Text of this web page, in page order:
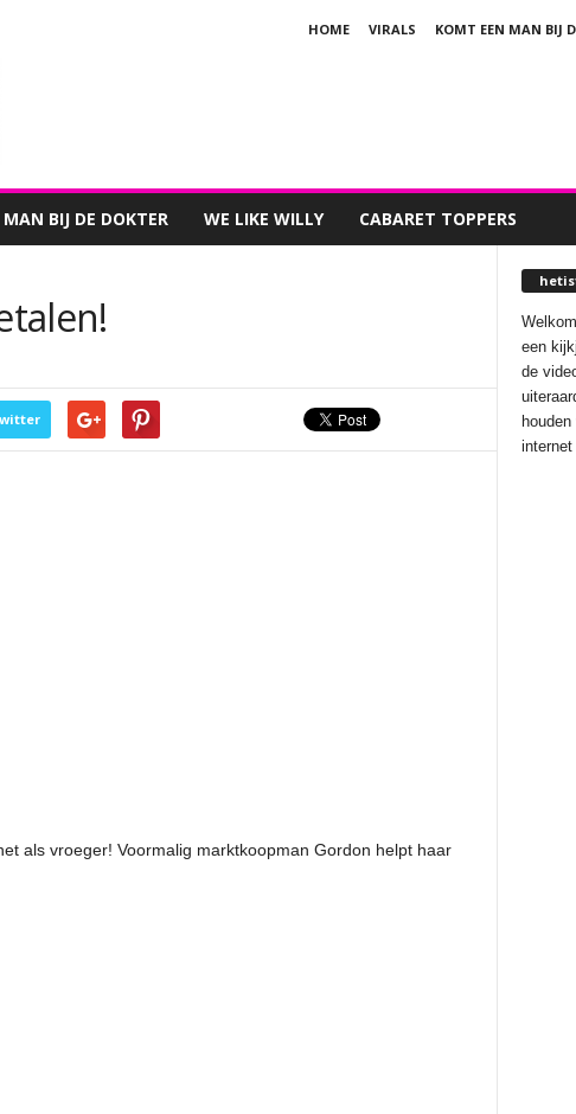
HOME VIRALS KOMT EEN MAN BIJ
BIJ DE DOKTER WE LIKE WILLY CABARET TOPPERS
als vroeger! Voormalig marktkoopman Gordon helpt haar
een
de
internet